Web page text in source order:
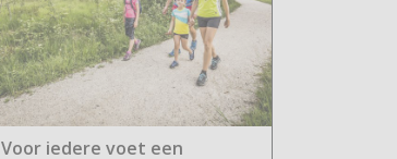
Voor iedere voet een